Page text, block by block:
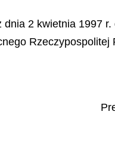
2 kwietnia 1997 r.